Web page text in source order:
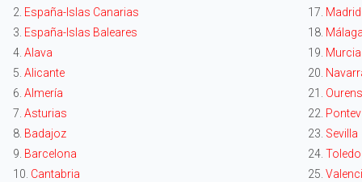
2. España-Islas Canarias 17. Madrid
3. España-Islas Baleares 18.
4. Alava 19. Murcia
5. Alicante 20.
6. Almería 21.
7. Asturias 22.
8. Badajoz 23. Sevilla
9. Barcelona 24. Toledo
10. Cantabria 25.